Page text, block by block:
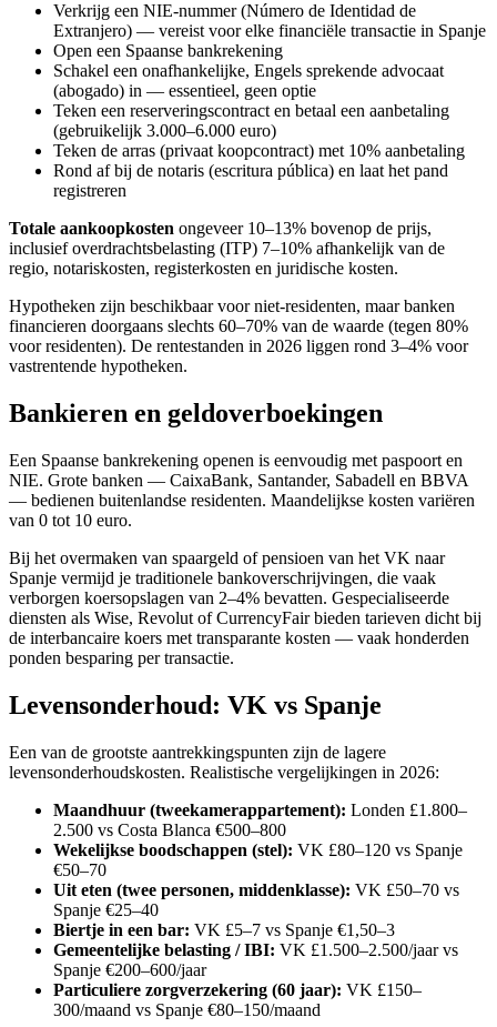
Verkrijg een NIE-nummer (Número de Identidad de
Extranjero) — vereist voor elke financiële transactie in Spanje
Open een Spaanse bankrekening
Schakel een onafhankelijke, Engels sprekende advocaat
(abogado) in — essentieel, geen optie
Teken een reserveringscontract en betaal een aanbetaling
(gebruikelijk 3.000–6.000 euro)
Teken de arras (privaat koopcontract) met 10% aanbetaling
Rond af bij de notaris (escritura pública) en laat het pand
registreren
Totale aankoopkosten ongeveer 10–13% bovenop de prijs,
inclusief overdrachtsbelasting (ITP) 7–10% afhankelijk van de
regio, notariskosten, registerkosten en juridische kosten.
Hypotheken zijn beschikbaar voor niet-residenten, maar banken
financieren doorgaans slechts 60–70% van de waarde (tegen 80%
voor residenten). De rentestanden in 2026 liggen rond 3–4% voor
vastrentende hypotheken.
Bankieren en geldoverboekingen
Een Spaanse bankrekening openen is eenvoudig met paspoort en
NIE. Grote banken — CaixaBank, Santander, Sabadell en BBVA
— bedienen buitenlandse residenten. Maandelijkse kosten variëren
van 0 tot 10 euro.
Bij het overmaken van spaargeld of pensioen van het VK naar
Spanje vermijd je traditionele bankoverschrijvingen, die vaak
verborgen koersopslagen van 2–4% bevatten. Gespecialiseerde
diensten als Wise, Revolut of CurrencyFair bieden tarieven dicht bij
de interbancaire koers met transparante kosten — vaak honderden
ponden besparing per transactie.
Levensonderhoud: VK vs Spanje
Een van de grootste aantrekkingspunten zijn de lagere
levensonderhoudskosten. Realistische vergelijkingen in 2026:
Maandhuur (tweekamerappartement): Londen £1.800–
2.500 vs Costa Blanca €500–800
Wekelijkse boodschappen (stel): VK £80–120 vs Spanje
€50–70
Uit eten (twee personen, middenklasse): VK £50–70 vs
Spanje €25–40
Biertje in een bar: VK £5–7 vs Spanje €1,50–3
Gemeentelijke belasting / IBI: VK £1.500–2.500/jaar vs
Spanje €200–600/jaar
Particuliere zorgverzekering (60 jaar): VK £150–
300/maand vs Spanje €80–150/maand